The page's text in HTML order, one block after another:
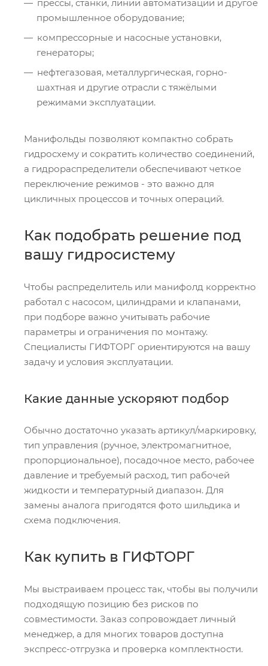
прессы, станки, линии автоматизации и другое
промышленное оборудование;
компрессорные и насосные установки,
генераторы;
нефтегазовая, металлургическая, горно-
шахтная и другие отрасли с тяжёлыми
режимами эксплуатации.
Манифольды позволяют компактно собрать
гидросхему и сократить количество соединений,
а гидрораспределители обеспечивают четкое
переключение режимов - это важно для
цикличных процессов и точных операций.
Как подобрать решение под
вашу гидросистему
Чтобы распределитель или манифолд корректно
работал с насосом, цилиндрами и клапанами,
при подборе важно учитывать рабочие
параметры и ограничения по монтажу.
Специалисты ГИФТОРГ ориентируются на вашу
задачу и условия эксплуатации.
Какие данные ускоряют подбор
Обычно достаточно указать артикул/маркировку,
тип управления (ручное, электромагнитное,
пропорциональное), посадочное место, рабочее
давление и требуемый расход, тип рабочей
жидкости и температурный диапазон. Для
замены аналога пригодятся фото шильдика и
схема подключения.
Как купить в ГИФТОРГ
Мы выстраиваем процесс так, чтобы вы получили
подходящую позицию без рисков по
совместимости. Заказ сопровождает личный
менеджер, а для многих товаров доступна
экспресс-отгрузка и проверка комплектности.